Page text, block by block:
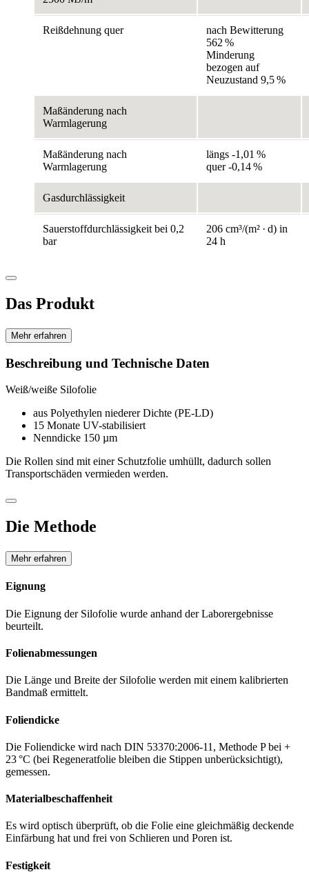
Reißdehnung quer
nach Bewitterung
562 %
Minderung
bezogen auf
Neuzustand 9,5 %
Maßänderung nach
Warmlagerung
Maßänderung nach
Warmlagerung
längs -1,01 %
quer -0,14 %
Gasdurchlässigkeit
Sauerstoffdurchlässigkeit bei 0,2
bar
206 cm³/(m² · d) in
24 h
Das Produkt
Mehr erfahren
Beschreibung und Technische Daten
Weiß/weiße Silofolie
aus Poly­ethylen niederer Dichte (PE-LD)
15 Monate UV-stabilisiert
Nenndicke 150 µm
Die Rollen sind mit einer Schutz­folie umhüllt, dadurch sollen
Transportschäden vermieden werden.
Die Methode
Mehr erfahren
Eignung
Die Eignung der Silofolie wurde anhand der Laborergebnisse
beurteilt.
Folienabmessungen
Die Länge und Breite der Silofolie werden mit einem kalibrierten
Bandmaß ermittelt.
Foliendicke
Die Foliendicke wird nach DIN 53370:2006-11, Methode P bei +
23 °C (bei Regeneratfolie bleiben die Stippen unberücksichtigt),
gemessen.
Materialbeschaffenheit
Es wird optisch überprüft, ob die Folie eine gleichmäßig deckende
Einfärbung hat und frei von Schlieren und Poren ist.
Festigkeit